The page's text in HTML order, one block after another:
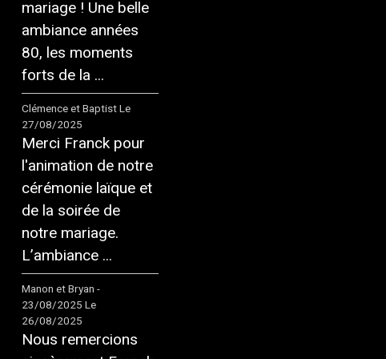
mariage ! Une belle
ambiance années
80, les moments
forts de la ...
Clémence et Baptist Le
27/08/2025
Merci Franck pour
l'animation de notre
cérémonie laïque et
de la soirée de
notre mariage.
L’ambiance ...
Manon et Bryan -
23/08/2025 Le
26/08/2025
Nous remercions